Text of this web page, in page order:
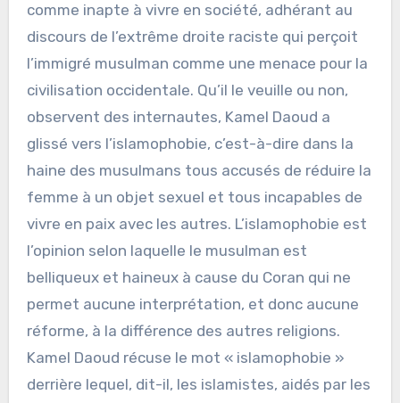
comme inapte à vivre en société, adhérant au
discours de l’extrême droite raciste qui perçoit
l’immigré musulman comme une menace pour la
civilisation occidentale. Qu’il le veuille ou non,
observent des internautes, Kamel Daoud a
glissé vers l’islamophobie, c’est-à-dire dans la
haine des musulmans tous accusés de réduire la
femme à un objet sexuel et tous incapables de
vivre en paix avec les autres. L’islamophobie est
l’opinion selon laquelle le musulman est
belliqueux et haineux à cause du Coran qui ne
permet aucune interprétation, et donc aucune
réforme, à la différence des autres religions.
Kamel Daoud récuse le mot « islamophobie »
derrière lequel, dit-il, les islamistes, aidés par les